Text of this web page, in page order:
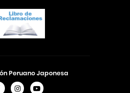
Peruano Japonesa